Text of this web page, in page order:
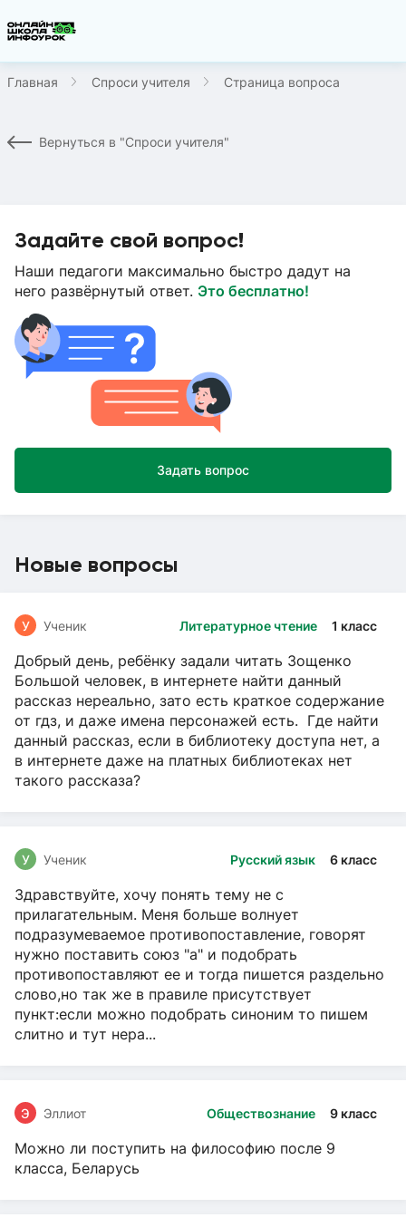
Главная Спроси учителя Страница вопроса
Вернуться в "Спроси учителя"
Задайте свой вопрос!
Наши педагоги максимально быстро дадут на
него развёрнутый ответ. Это бесплатно!
Задать вопрос
Новые вопросы
Литературное чтение 1 класс
У Ученик
Добрый день, ребёнку задали читать Зощенко
Большой человек, в интернете найти данный
рассказ нереально, зато есть краткое содержание
от гдз, и даже имена персонажей есть. Где найти
данный рассказ, если в библиотеку доступа нет, а
в интернете даже на платных библиотеках нет
такого рассказа?
Русский язык 6 класс
У Ученик
Здравствуйте, хочу понять тему не с
прилагательным. Меня больше волнует
подразумеваемое противопоставление, говорят
нужно поставить союз "а" и подобрать
противопоставляют ее и тогда пишется раздельно
слово,но так же в правиле присутствует
пункт:если можно подобрать синоним то пишем
слитно и тут нера...
Обществознание 9 класс
Э Эллиот
Можно ли поступить на философию после 9
класса, Беларусь